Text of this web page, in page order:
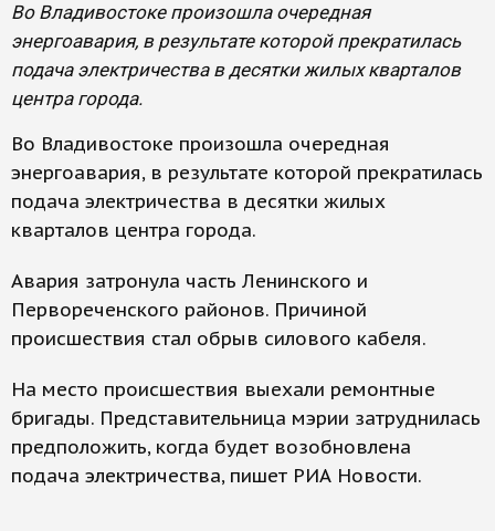
Во Владивостоке произошла очередная
энергоавария, в результате которой прекратилась
подача электричества в десятки жилых кварталов
центра города.
Во Владивостоке произошла очередная
энергоавария, в результате которой прекратилась
подача электричества в десятки жилых
кварталов центра города.
Авария затронула часть Ленинского и
Первореченского районов. Причиной
происшествия стал обрыв силового кабеля.
На место происшествия выехали ремонтные
бригады. Представительница мэрии затруднилась
предположить, когда будет возобновлена
подача электричества, пишет РИА Новости.